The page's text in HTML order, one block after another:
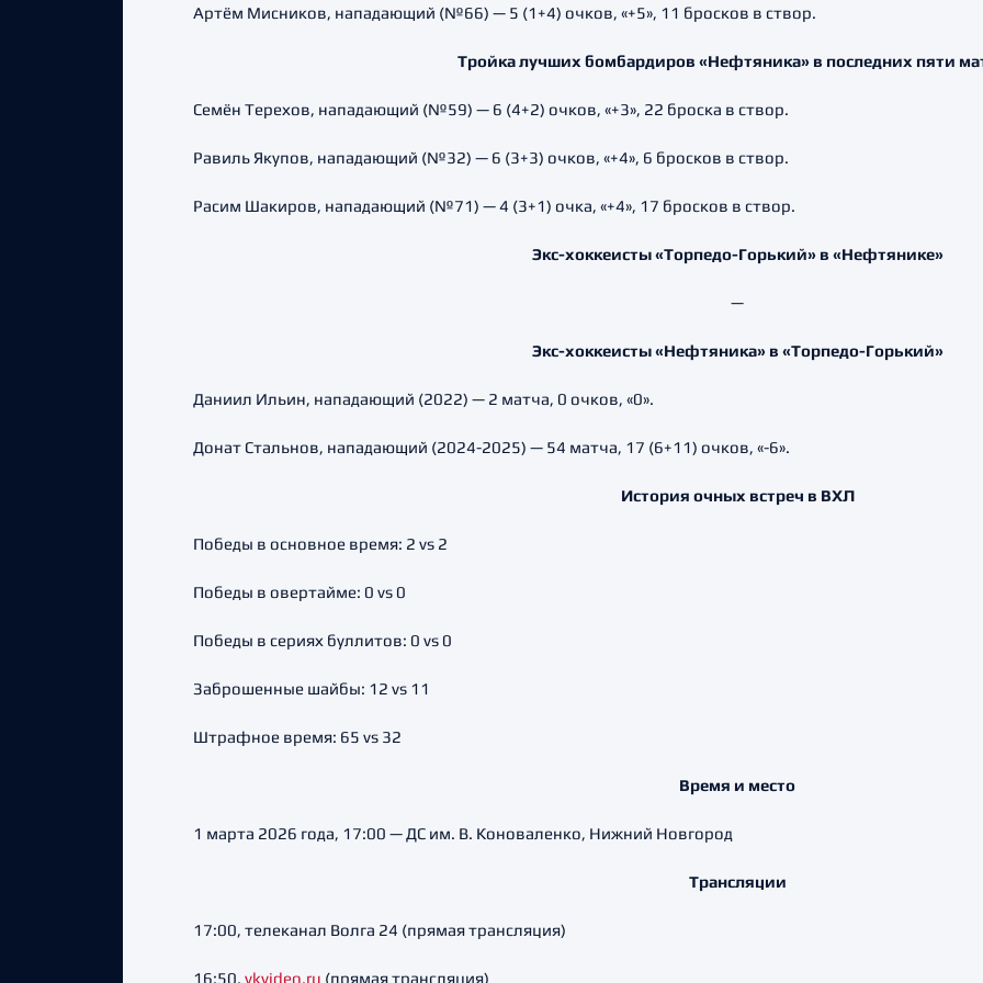
Артём Мисников, нападающий (№66) — 5 (1+4) очков, «+5», 11 бросков в створ.
Тройка лучших бомбардиров «Нефтяника» в последних пяти
Семён Терехов, нападающий (№59) — 6 (4+2) очков, «+3», 22 броска в створ.
Равиль Якупов, нападающий (№32) — 6 (3+3) очков, «+4», 6 бросков в створ.
Расим Шакиров, нападающий (№71) — 4 (3+1) очка, «+4», 17 бросков в створ.
Экс-хоккеисты «Торпедо-Горький» в «Нефтянике»
—
Экс-хоккеисты «Нефтяника» в «Торпедо-Горький»
Даниил Ильин, нападающий (2022) — 2 матча, 0 очков, «0».
Донат Стальнов, нападающий (2024-2025) — 54 матча, 17 (6+11) очков, «-6».
История очных встреч в ВХЛ
Победы в основное время: 2 vs 2
Победы в овертайме: 0 vs 0
Победы в сериях буллитов: 0 vs 0
Заброшенные шайбы: 12 vs 11
Штрафное время: 65 vs 32
Время и место
1 марта 2026 года, 17:00 — ДС им. В. Коноваленко, Нижний Новгород
Трансляции
17:00, телеканал Волга 24 (прямая трансляция)
16:50, vkvideo.ru (прямая трансляция)